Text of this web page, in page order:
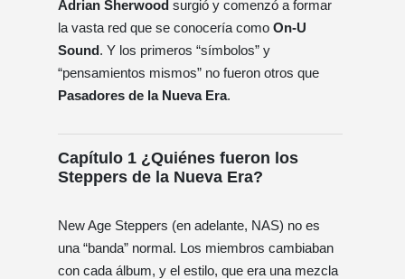
Adrian Sherwood surgió y comenzó a formar
la vasta red que se conocería como On-U
Sound. Y los primeros “símbolos” y
“pensamientos mismos” no fueron otros que
Pasadores de la Nueva Era.
Capítulo 1 ¿Quiénes fueron los
Steppers de la Nueva Era?
New Age Steppers (en adelante, NAS) no es
una “banda” normal. Los miembros cambiaban
con cada álbum, y el estilo, que era una mezcla